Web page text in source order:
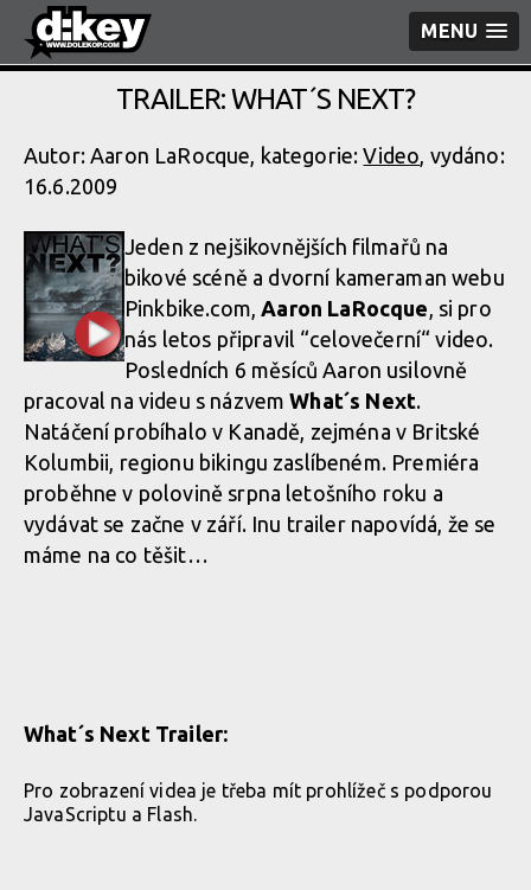
MENU
TRAILER: WHAT´S NEXT?
Autor: Aaron LaRocque, kategorie:Video, vydáno:
16.6.2009
Jeden z nejšikovnějších filmařů na
bikové scéně a dvorní kameraman webu
Pinkbike.com,Aaron LaRocque, si pro
nás letos připravil “celovečerní“ video.
Posledních 6 měsíců Aaron usilovně
pracoval na videu s názvemWhat´s Next.
Natáčení probíhalo v Kanadě, zejména v Britské
Kolumbii, regionu bikingu zaslíbeném. Premiéra
proběhne v polovině srpna letošního roku a
vydávat se začne v září. Inu trailer napovídá, že se
máme na co těšit…
What´s Next Trailer:
Pro zobrazení videa je třeba mít prohlížeč s podporou
JavaScriptu a Flash.